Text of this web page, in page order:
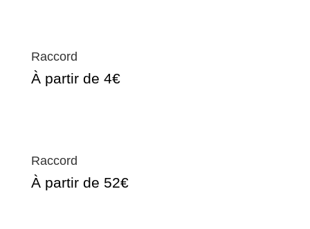
Raccord
À partir de 4€
Raccord
À partir de 52€